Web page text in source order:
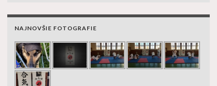
NAJNOVŠIE FOTOGRAFIE